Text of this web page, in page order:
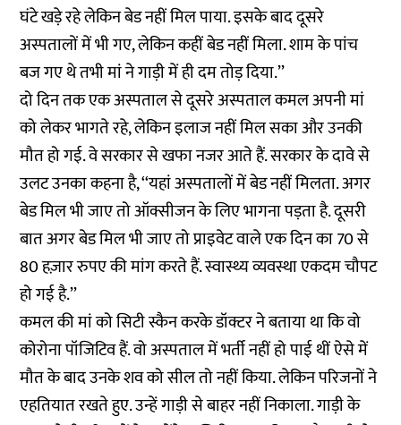
घंटे खड़े रहे लेकिन बेड नहीं मिल पाया. इसके बाद दूसरे
अस्पतालों में भी गए, लेकिन कहीं बेड नहीं मिला. शाम के पांच
बज गए थे तभी मां ने गाड़ी में ही दम तोड़ दिया.’’
दो दिन तक एक अस्पताल से दूसरे अस्पताल कमल अपनी मां
को लेकर भागते रहे, लेकिन इलाज नहीं मिल सका और उनकी
मौत हो गई. वे सरकार से खफा नजर आते हैं. सरकार के दावे से
उलट उनका कहना है, ‘‘यहां अस्पतालों में बेड नहीं मिलता. अगर
बेड मिल भी जाए तो ऑक्सीजन के लिए भागना पड़ता है. दूसरी
बात अगर बेड मिल भी जाए तो प्राइवेट वाले एक दिन का 70 से
80 हज़ार रुपए की मांग करते हैं. स्वास्थ्य व्यवस्था एकदम चौपट
हो गई है.’’
कमल की मां को सिटी स्कैन करके डॉक्टर ने बताया था कि वो
कोरोना पॉजिटिव हैं. वो अस्पताल में भर्ती नहीं हो पाई थीं ऐसे में
मौत के बाद उनके शव को सील तो नहीं किया. लेकिन परिजनों ने
एहतियात रखते हुए. उन्हें गाड़ी से बाहर नहीं निकाला. गाड़ी के